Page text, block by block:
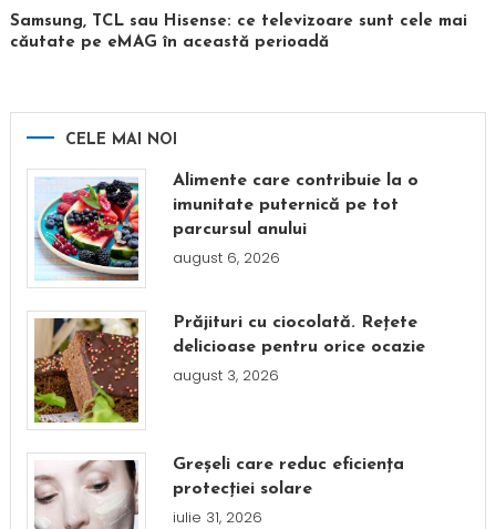
Samsung, TCL sau Hisense: ce televizoare sunt cele mai
căutate pe eMAG în această perioadă
CELE MAI NOI
Alimente care contribuie la o
imunitate puternică pe tot
parcursul anului
august 6, 2026
Prăjituri cu ciocolată. Rețete
delicioase pentru orice ocazie
august 3, 2026
Greșeli care reduc eficiența
protecției solare
iulie 31, 2026